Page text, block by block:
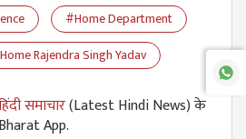
#Home Department
Rajendra Singh Yadav
समाचार(Latest Hindi News) के
App.